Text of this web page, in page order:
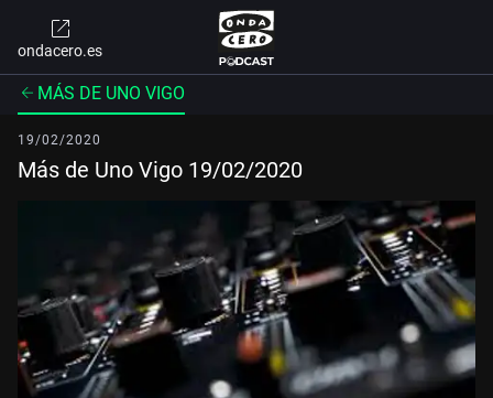
ondacero.es
MÁS DE UNO VIGO
19/02/2020
Más de Uno Vigo 19/02/2020